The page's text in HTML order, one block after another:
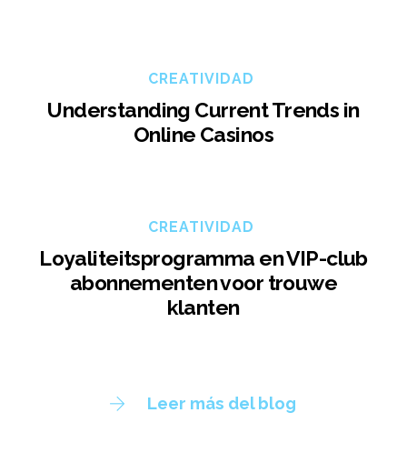
CREATIVIDAD
Understanding Current Trends in
Online Casinos
CREATIVIDAD
Loyaliteitsprogramma en VIP-club
abonnementen voor trouwe
klanten
Leer más del blog